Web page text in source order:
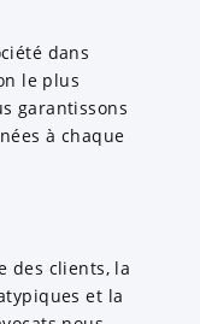
dans
le plus
garantissons
à chaque
des clients, la
et la